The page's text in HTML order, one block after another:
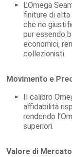
L’Omega
finiture di
che ne
pur essendo
economici,
collezionisti.
Movimento e
Il calibro
affidabilità
rendendo
superiori.
Valore di